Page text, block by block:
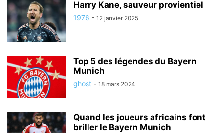
Harry Kane, sauveur provientiel
1976 - 12 janvier 2025
Top 5 des légendes du Bayern
Munich
ghost - 18 mars 2024
Quand les joueurs africains font
briller le Bayern Munich